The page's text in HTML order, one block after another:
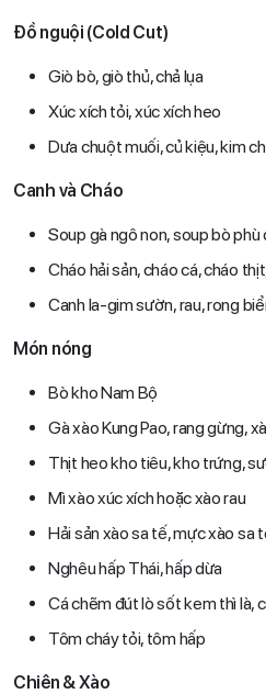
Đồ nguội (Cold Cut)
Giò bò, giò thủ, chả lụa
Xúc xích tỏi, xúc xích heo
Dưa chuột muối, củ kiệu, kim
Canh và Cháo
Soup gà ngô non, soup bò phù
Cháo hải sản, cháo cá, cháo
Canh la-gim sườn, rau, rong
Món nóng
Bò kho Nam Bộ
Gà xào Kung Pao, rang gừng,
Thịt heo kho tiêu, kho trứng,
Mì xào xúc xích hoặc xào rau
Hải sản xào sa tế, mực xào sa
Nghêu hấp Thái, hấp dừa
Cá chẽm đút lò sốt kem thì là,
Tôm cháy tỏi, tôm hấp
Chiên & Xào